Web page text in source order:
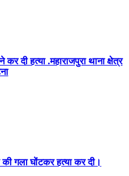
दी हत्या .महाराजपुरा थाना क्षेत्र
गला घोंटकर हत्या कर दी।